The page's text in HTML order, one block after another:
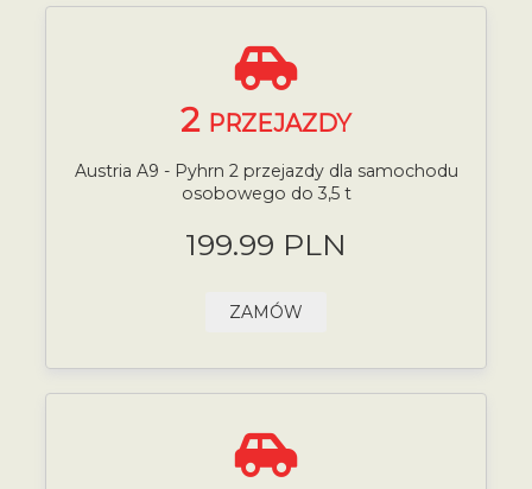
2 PRZEJAZDY
Austria A9 - Pyhrn 2 przejazdy dla samochodu
osobowego do 3,5 t
199.99 PLN
ZAMÓW